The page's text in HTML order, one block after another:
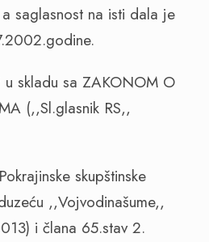
saglasnost na isti dala je
u skladu sa ZAKONOM O
(,,Sl.glasnik RS,,
skupštinske
,,Vojvodinašume,,
i člana 65.stav 2.